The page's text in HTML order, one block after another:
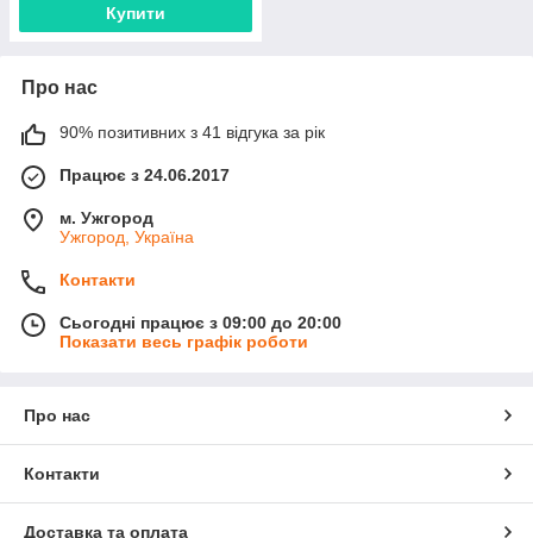
Купити
Про нас
90% позитивних з 41 відгука за рік
Працює з 24.06.2017
м. Ужгород
Ужгород, Україна
Контакти
Сьогодні працює з 09:00 до 20:00
Показати весь графік роботи
Про нас
Контакти
Доставка та оплата